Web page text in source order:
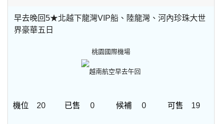
早去晚回5★北越下龍灣VIP船、陸龍灣、河內珍珠大世
界豪華五日
桃園國際機場
越南航空早去午回
20 0 0 19